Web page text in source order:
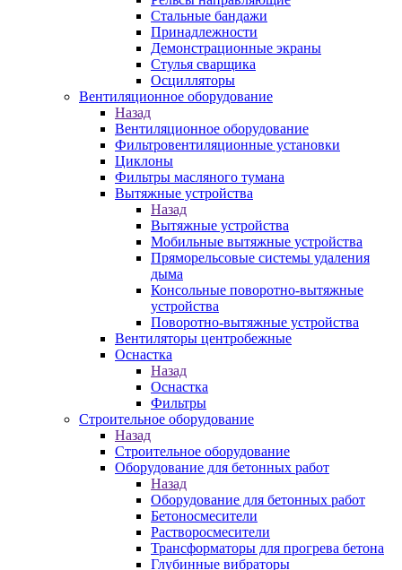
Стальные бандажи
Принадлежности
Демонстрационные экраны
Стулья сварщика
Осцилляторы
Вентиляционное оборудование
Назад
Вентиляционное оборудование
Фильтровентиляционные установки
Циклоны
Фильтры масляного тумана
Вытяжные устройства
Назад
Вытяжные устройства
Мобильные вытяжные устройства
Пряморельсовые системы удаления
дыма
Консольные поворотно-вытяжные
устройства
Поворотно-вытяжные устройства
Вентиляторы центробежные
Оснастка
Назад
Оснастка
Фильтры
Строительное оборудование
Назад
Строительное оборудование
Оборудование для бетонных работ
Назад
Оборудование для бетонных работ
Бетоносмесители
Растворосмесители
Трансформаторы для прогрева бетона
Глубинные вибраторы